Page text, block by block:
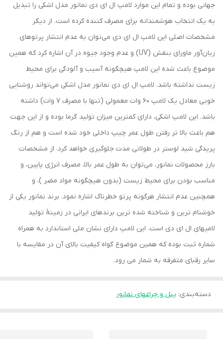
جهانی بوده و تمام این موارد لامپ ال ای دی نمانور مدل اشکی را تبدیل
به یک انتخاب هوشمندانه برای مصرف کننده کرده است. از دیگر
مشخصات اصلی این لامپ ال ای دی می‌توان به عدم انتشار پرتوهای
زیان‌آور ماورای بنفش (UV) و عدم وجود جیوه در آن اشاره کرد که همین
موضوع باعث شده این لامپ هیچگونه آسیب و آلودگی برای محیط
زیست نداشته باشد. لامپ ال ای دی نمانور مدل اشکی می‌تواند روشنایی
خوبی معادل یک لامپ 60 وات معمولی (تنها با مصرف 7 وات) داشته
باشد. این لامپ اشکی، دارای کمترین میزان تولید گرما بوده و از این جهت
هم باعث بالا تر رفتن طول عمر چیپ داخلی خود شده است و هم از رنگ
پریدگی شید لوستر در طولانی مدت جلوگیری خواهد کرد. از مشخصات
بارز محصولات نمانور، می‌توان به طول عمر بالا، مصرف انرژی پایین، و
مناسب بودن برای محیط زیست (بدون هیچگونه مواد مضر )، و
همچنین عدم انتشار هرگونه پرتو خطرناک اشاره نمود. برند نمانور یکی از
خوشنام ترین و شناخته شده ترین برندهای ایرانی در زمینۀ تولید
لامپهای ال ای دی است. این لامپ دارای نشان ملی استاندارد به همراه
شماره ثبت بوده که همین موضوع گواه کیفیت بالای آن در مقایسه با
سایر رقبای متفرقه به شمار می رود.
دسته‌بندی: پنل و چراغهای نمانور